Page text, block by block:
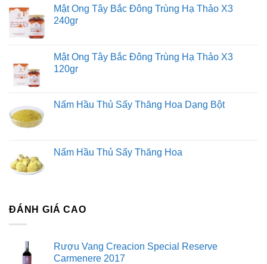
Mật Ong Tây Bắc Đông Trùng Hạ Thảo X3
240gr
Mật Ong Tây Bắc Đông Trùng Hạ Thảo X3
120gr
Nấm Hầu Thủ Sấy Thăng Hoa Dạng Bột
Nấm Hầu Thủ Sấy Thăng Hoa
ĐÁNH GIÁ CAO
Rượu Vang Creacion Special Reserve
Carmenere 2017